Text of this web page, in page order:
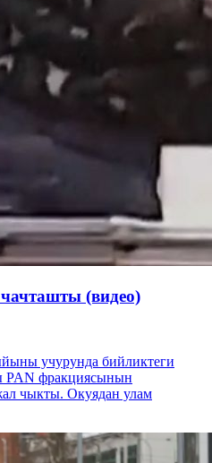
(видео)
учурунда бийликтеги
PAN фракциясынын
чыкты. Окуядан улам